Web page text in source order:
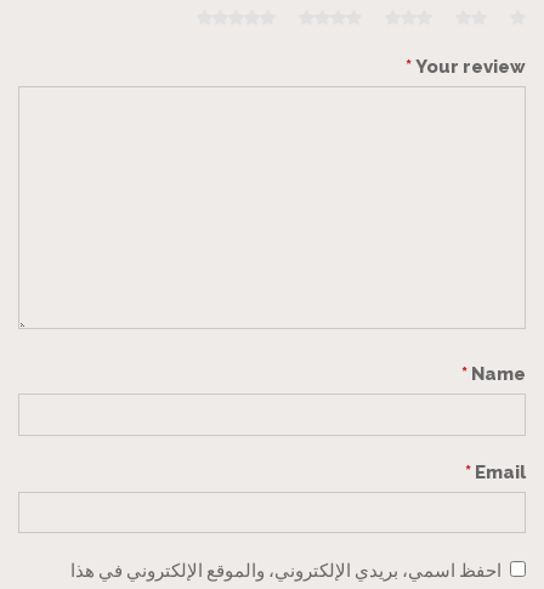
Your review
*
Name
*
Email
*
احفظ اسمي، بريدي الإلكتروني، والموقع الإلكتروني في هذا